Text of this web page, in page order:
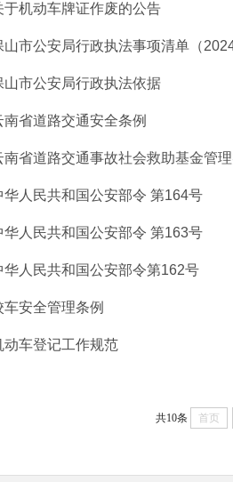
于机动车牌证作废的公告
山市公安局行政执法事项清单（2024
山市公安局行政执法依据
南省道路交通安全条例
南省道路交通事故社会救助基金管理
华人民共和国公安部令 第164号
华人民共和国公安部令 第163号
华人民共和国公安部令第162号
车安全管理条例
动车登记工作规范
共10条 首页